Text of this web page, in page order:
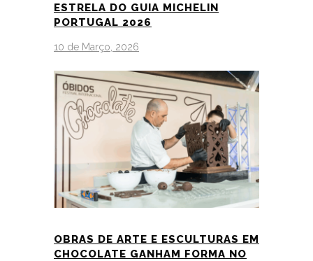
ESTRELA DO GUIA MICHELIN
PORTUGAL 2026
10 de Março, 2026
OBRAS DE ARTE E ESCULTURAS EM
CHOCOLATE GANHAM FORMA NO